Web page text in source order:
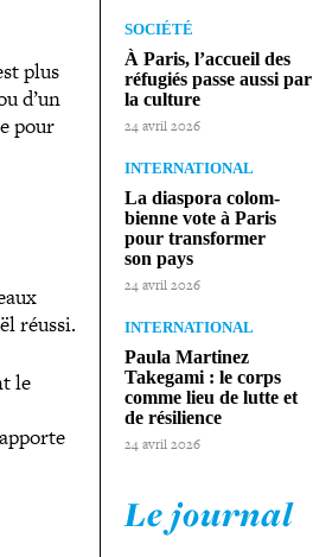
plus
d’un
pour
réussi.
le
SOCIÉTÉ
À Paris, l’accueil des
réfugiés passe aussi par
la culture
24 avril 2026
INTERNATIONAL
La diaspora colom­
bienne vote à Paris
pour trans­for­mer
son pays
24 avril 2026
INTERNATIONAL
Paula Martinez
Takegami : le corps
comme lieu de lutte et
de résilience
24 avril 2026
Le journal